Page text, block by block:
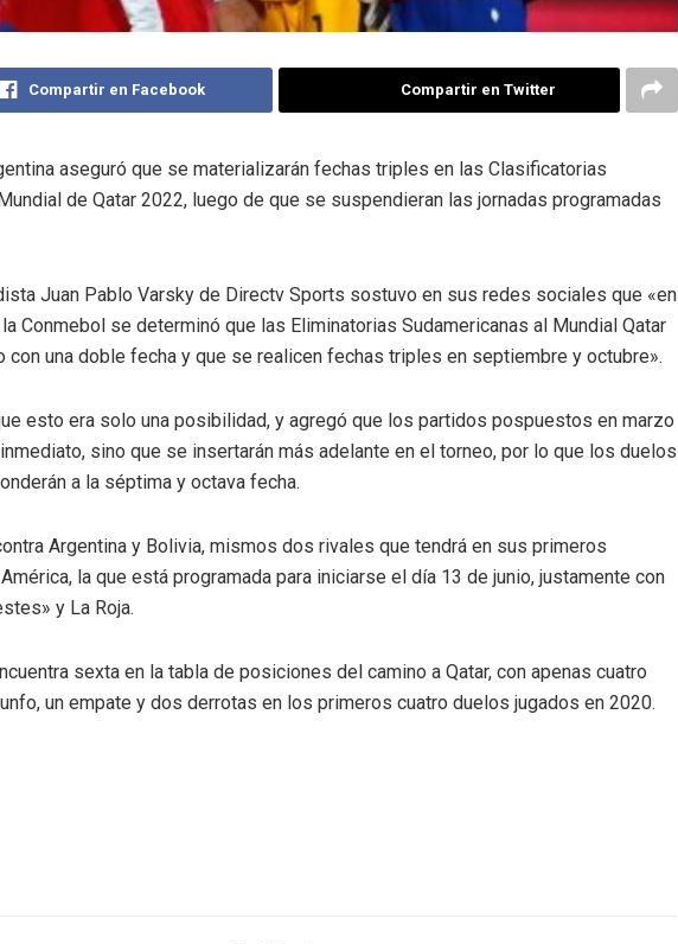
Compartir en Facebook Compartir en Twitter
aseguró que se materializarán fechas triples en las Clasificatorias
de Qatar 2022, luego de que se suspendieran las jornadas programadas
Juan Pablo Varsky de Directv Sports sostuvo en sus redes sociales que «en
Conmebol se determinó que las Eliminatorias Sudamericanas al Mundial Qatar
con una doble fecha y que se realicen fechas triples en septiembre y octubre».
esto era solo una posibilidad, y agregó que los partidos pospuestos en marzo
sino que se insertarán más adelante en el torneo, por lo que los duelos
a la séptima y octava fecha.
Argentina y Bolivia, mismos dos rivales que tendrá en sus primeros
la que está programada para iniciarse el día 13 de junio, justamente con
y La Roja.
sexta en la tabla de posiciones del camino a Qatar, con apenas cuatro
un empate y dos derrotas en los primeros cuatro duelos jugados en 2020.